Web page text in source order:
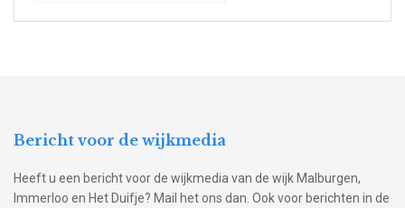
Bericht voor de wijkmedia
Heeft u een bericht voor de wijkmedia van de wijk Malburgen,
Immerloo en Het Duifje? Mail het ons dan. Ook voor berichten in de